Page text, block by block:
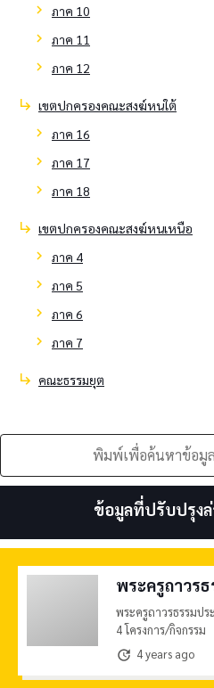
chevron_right
ภาค 10
chevron_right
ภาค 11
chevron_right
ภาค 12
subdirectory_arrow_right เขตปกครองคณะสงฆ์หนใต้
chevron_right
ภาค 16
chevron_right
ภาค 17
chevron_right
ภาค 18
subdirectory_arrow_right เขตปกครองคณะสงฆ์หนเหนือ
chevron_right
ภาค 4
chevron_right
ภาค 5
chevron_right
ภาค 6
chevron_right
ภาค 7
subdirectory_arrow_right คณะธรรมยุต
ข้อมูลที่ปรับปรุง
พระครูถาวร
พระครูถาวรธรรมป
4 โครงการ/กิจกรรม
update 4 years ago